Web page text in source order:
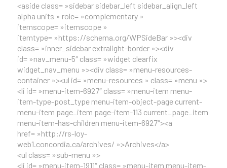
<aside class= »sidebar sidebar_left sidebar_align_left
alpha units » role= »complementary »
itemscope= »itemscope »
itemtype= »https://schema.org/WPSideBar »><div
class= »inner_sidebar extralight-border »><div
id= »nav_menu-5″ class= »widget clearfix
widget_nav_menu »><div class= »menu-resources-
container »><ul id= »menu-resources » class= »menu »>
<li id= »menu-item-6927″ class= »menu-item menu-
item-type-post_type menu-item-object-page current-
menu-item page_item page-item-113 current_page_item
menu-item-has-children menu-item-6927″><a
href= »http://rs-loy-
web1.concordia.ca/archives/ »>Archives</a>
<ul class= »sub-menu »>
<li id= »menu-item-1911″ class= »menu-item menu-item-